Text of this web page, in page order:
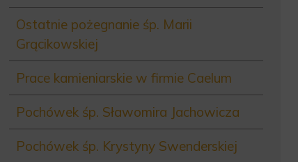
Ostatnie pożegnanie śp. Marii
Grącikowskiej
Prace kamieniarskie w firmie Caelum
Pochówek śp. Sławomira Jachowicza
Pochówek śp. Krystyny Swenderskiej